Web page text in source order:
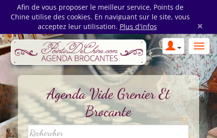
Afin de vous proposer le meilleur service, Points de
Chine utilise des cookies. En naviguant sur le site, vous
acceptez leur utilisation. Plus d'infos ×
Agenda Vide Grenier Et
Brocante